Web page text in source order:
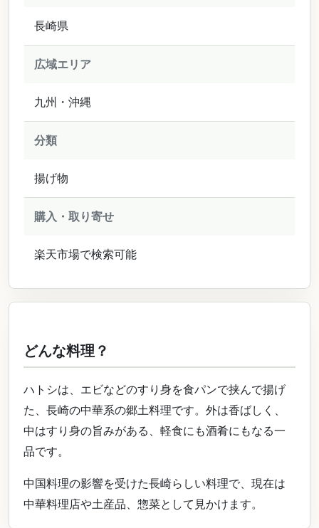
長崎県
広域エリア
九州・沖縄
分類
揚げ物
購入・取り寄せ
楽天市場で検索可能
どんな料理？
ハトシは、エビなどのすり身を食パンで挟んで揚げ
た、長崎の中華系の郷土料理です。外は香ばしく、
中はすり身の旨みがある、軽食にも酒肴にもなる一
品です。
中国料理の影響を受けた長崎らしい料理で、現在は
中華料理店や土産品、惣菜として見かけます。